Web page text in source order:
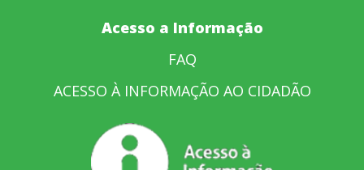
Acesso a Informação
FAQ
ACESSO À INFORMAÇÃO AO CIDADÃO